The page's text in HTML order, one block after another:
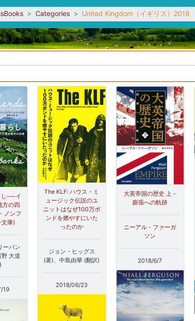
Categories United Kingdom（イギリス）2018
し──イ
方の四
ノンフ
文庫)
ーバン
大道
19
The KLF: ハウス・ミ
ュージック伝説のユ
ニットはなぜ100万ポ
ンドを燃やすにいた
ったのか
ジョン・ヒッグス
(著)、中島由華 (翻訳)
2018/06/23
大英帝国の歴史 上 -
膨張への軌跡
ニーアル・ファーガ
ソン
2018/6/7